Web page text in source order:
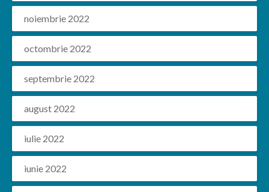
noiembrie 2022
octombrie 2022
septembrie 2022
august 2022
iulie 2022
iunie 2022